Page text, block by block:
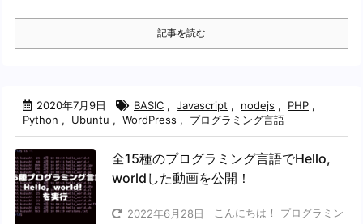
記事を読む
2020年7月9日 BASIC , Javascript , nodejs , PHP ,
Python , Ubuntu , WordPress , プログラミング言語
全15種のプログラミング言語でHello,
worldした動画を公開！
2022年6月28日
こんにちは！ プログラミン